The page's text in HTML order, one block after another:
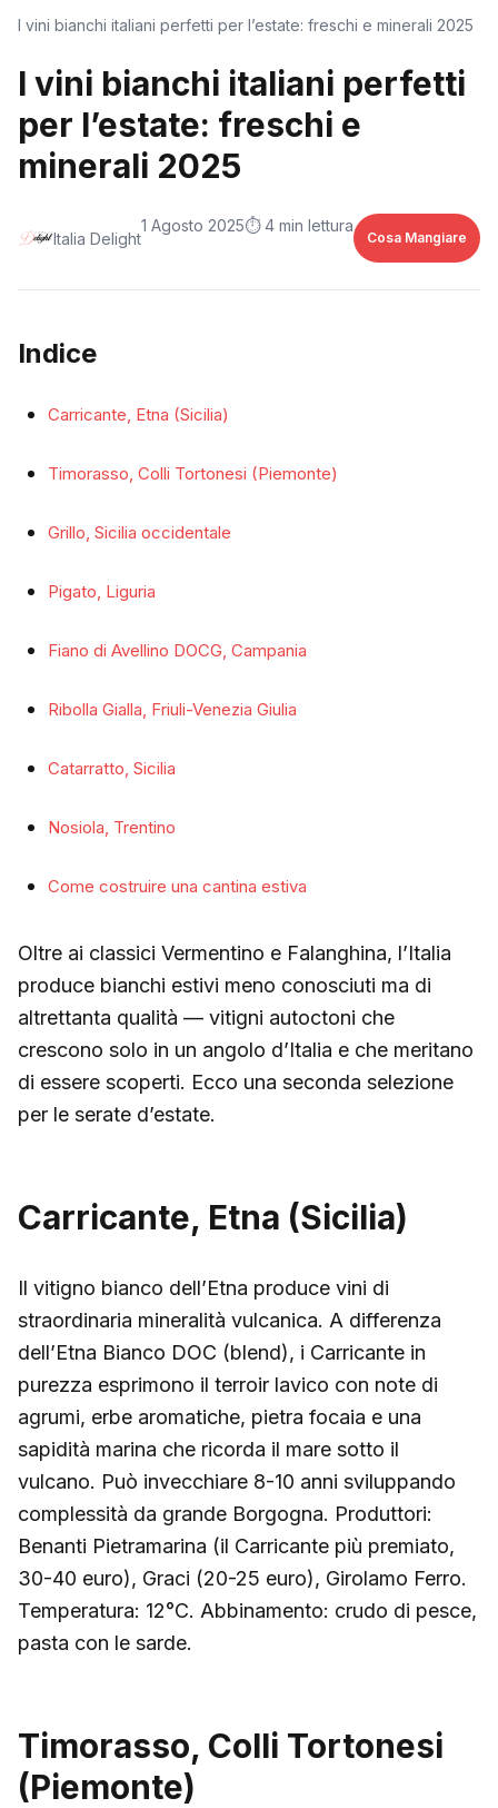
I vini bianchi italiani perfetti per l’estate: freschi e minerali 2025
I vini bianchi italiani perfetti
per l’estate: freschi e
minerali 2025
Italia Delight
1 Agosto 2025⏱️ 4 min lettura
Cosa Mangiare
Indice
Carricante, Etna (Sicilia)
Timorasso, Colli Tortonesi (Piemonte)
Grillo, Sicilia occidentale
Pigato, Liguria
Fiano di Avellino DOCG, Campania
Ribolla Gialla, Friuli-Venezia Giulia
Catarratto, Sicilia
Nosiola, Trentino
Come costruire una cantina estiva
Oltre ai classici Vermentino e Falanghina, l’Italia
produce bianchi estivi meno conosciuti ma di
altrettanta qualità — vitigni autoctoni che
crescono solo in un angolo d’Italia e che meritano
di essere scoperti. Ecco una seconda selezione
per le serate d’estate.
Carricante, Etna (Sicilia)
Il vitigno bianco dell’Etna produce vini di
straordinaria mineralità vulcanica. A differenza
dell’Etna Bianco DOC (blend), i Carricante in
purezza esprimono il terroir lavico con note di
agrumi, erbe aromatiche, pietra focaia e una
sapidità marina che ricorda il mare sotto il
vulcano. Può invecchiare 8-10 anni sviluppando
complessità da grande Borgogna. Produttori:
Benanti Pietramarina (il Carricante più premiato,
30-40 euro), Graci (20-25 euro), Girolamo Ferro.
Temperatura: 12°C. Abbinamento: crudo di pesce,
pasta con le sarde.
Timorasso, Colli Tortonesi
(Piemonte)